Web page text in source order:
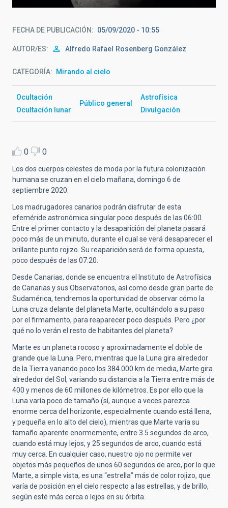
FECHA DE PUBLICACIÓN 05/09/2020 - 10:55
AUTOR/ES Alfredo Rafael Rosenberg González
CATEGORÍA Mirando al cielo
Ocultación
Ocultación lunar
Público general
Astrofísica
Divulgación
0 0
Los dos cuerpos celestes de moda por la futura colonización
humana se cruzan en el cielo mañana, domingo 6 de
septiembre 2020.
Los madrugadores canarios podrán disfrutar de esta
efeméride astronómica singular poco después de las 06:00.
Entre el primer contacto y la desaparición del planeta pasará
poco más de un minuto, durante el cual se verá desaparecer el
brillante punto rojizo. Su reaparición será de forma opuesta,
poco después de las 07:20.
Desde Canarias, donde se encuentra el Instituto de Astrofísica
de Canarias y sus Observatorios, así como desde gran parte de
Sudamérica, tendremos la oportunidad de observar cómo la
Luna cruza delante del planeta Marte, ocultándolo a su paso
por el firmamento, para reaparecer poco después. Pero ¿por
qué no lo verán el resto de habitantes del planeta?
Marte es un planeta rocoso y aproximadamente el doble de
grande que la Luna. Pero, mientras que la Luna gira alrededor
de la Tierra variando poco los 384.000 km de media, Marte gira
alrededor del Sol, variando su distancia a la Tierra entre más de
400 y menos de 60 millones de kilómetros. Es por ello que la
Luna varía poco de tamaño (sí, aunque a veces parezca
enorme cerca del horizonte, especialmente cuando está llena,
y pequeña en lo alto del cielo), mientras que Marte varía su
tamaño aparente enormemente, entre 3.5 segundos de arco,
cuando está muy lejos, y 25 segundos de arco, cuando está
muy cerca. En cualquier caso, nuestro ojo no permite ver
objetos más pequeños de unos 60 segundos de arco, por lo que
Marte, a simple vista, es una “estrella” más de color rojizo, que
varía de posición en el cielo respecto a las estrellas, y de brillo,
según esté más cerca o lejos en su órbita.